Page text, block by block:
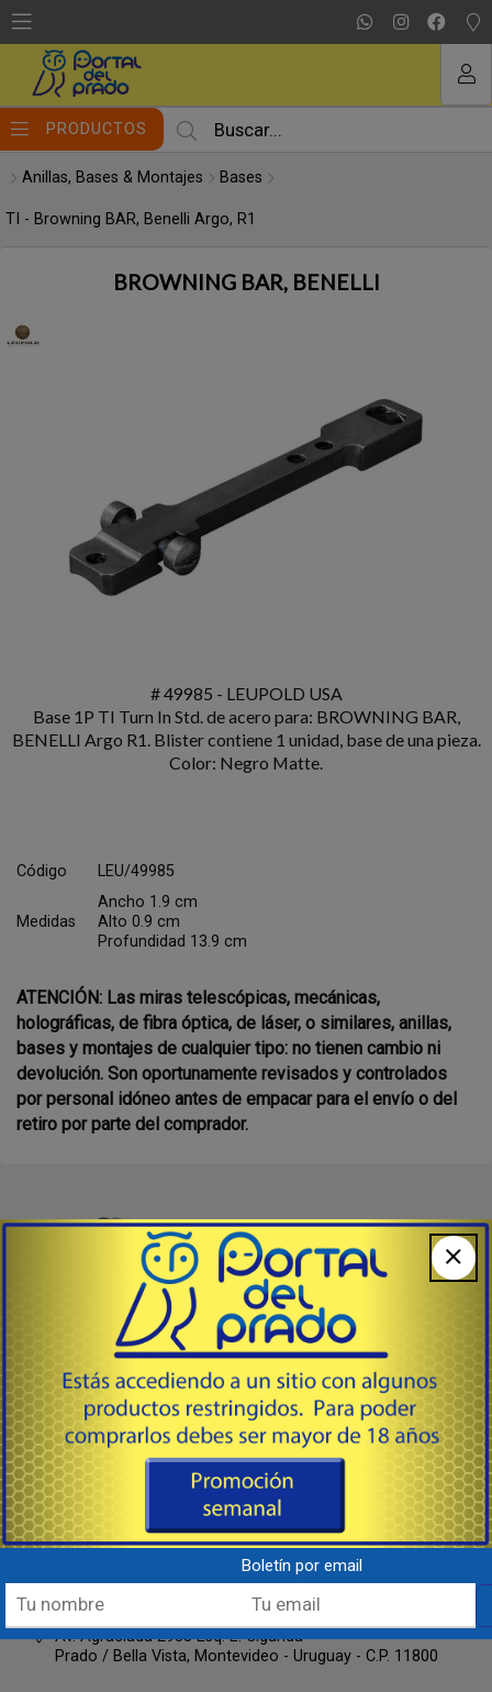
PRODUCTOS
Anillas, Bases & Montajes Bases
TI - Browning BAR, Benelli Argo, R1
BROWNING BAR, BENELLI
# 49985 - LEUPOLD USA
Base 1P TI Turn In Std. de acero para: BROWNING BAR,
BENELLI Argo R1. Blister contiene 1 unidad, base de una pieza.
Color: Negro Matte.
Código LEU/49985
Medidas
Ancho 1.9 cm
Alto 0.9 cm
Profundidad 13.9 cm
ATENCIÓN: Las miras telescópicas, mecánicas,
holográficas, de fibra óptica, de láser, o similares, anillas,
bases y montajes de cualquier tipo: no tienen cambio ni
devolución. Son oportunamente revisados y controlados
por personal idóneo antes de empacar para el envío o del
retiro por parte del comprador.
Armería, Tiempo Libre & Accesorios
092 220 107
WhatsApp
Lunes a Viernes de 8:00 a 17:00 hs.
Av. Agraciada 2958 Esq. E. Ciganda
Prado / Bella Vista, Montevideo - Uruguay - C.P. 11800
Boletín por email